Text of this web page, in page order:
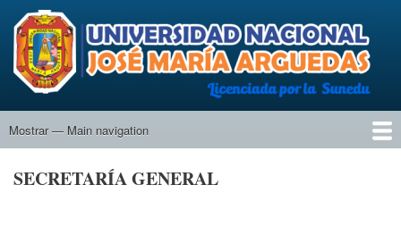
al
contenido
principal
Main
Mostrar — Main navigation
Inicio
Universidad
Actas
SECRETARÍA GENERAL